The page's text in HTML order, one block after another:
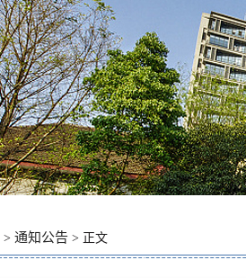
> 通知公告 > 正文